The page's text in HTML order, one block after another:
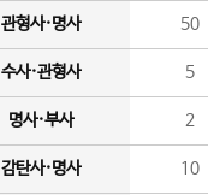
관형사·명사 50
수사·관형사 5
명사·부사 2
감탄사·명사 10